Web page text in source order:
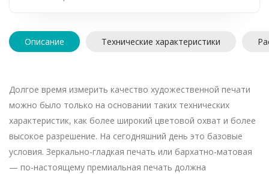
Описание Технические характеристики
Долгое время измерить качество художественной печати
можно было только на основании таких технических
характеристик, как более широкий цветовой охват и более
высокое разрешение. На сегодняшний день это базовые
условия. Зеркально-гладкая печать или бархатно-матовая
— по-настоящему премиальная печать должна